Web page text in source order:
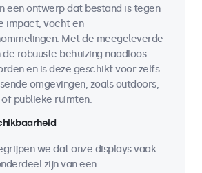
een ontwerp dat bestand is tegen
impact, vocht en
Met de meegeleverde
robuuste behuizing naadloos
en is deze geschikt voor zelfs
omgevingen, zoals outdoors,
publieke ruimten.
we dat onze displays vaak
zijn van een